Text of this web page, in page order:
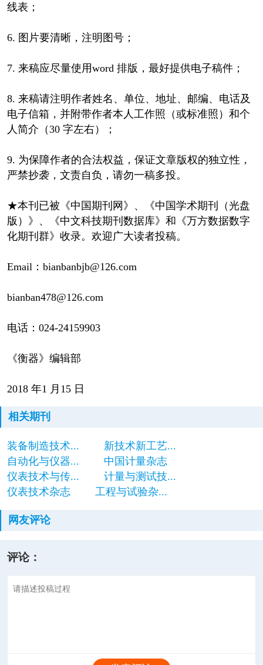
线表；
6. 图片要清晰，注明图号；
7. 来稿应尽量使用word 排版，最好提供电子稿件；
8. 来稿请注明作者姓名、单位、地址、邮编、电话及
电子信箱，并附带作者本人工作照（或标准照）和个
人简介（30 字左右）；
9. 为保障作者的合法权益，保证文章版权的独立性，
严禁抄袭，文责自负，请勿一稿多投。
★本刊已被《中国期刊网》、《中国学术期刊（光盘
版）》、《中文科技期刊数据库》和《万方数据数字
化期刊群》收录。欢迎广大读者投稿。
Email：bianbanbjb@126.com
bianban478@126.com
电话：024-24159903
《衡器》编辑部
2018 年1 月15 日
相关期刊
装备制造技术...
新技术新工艺...
自动化与仪器...
中国计量杂志
仪表技术与传...
计量与测试技...
仪表技术杂志
工程与试验杂...
网友评论
评论：